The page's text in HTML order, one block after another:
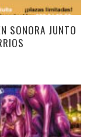
SONORA JUNTO